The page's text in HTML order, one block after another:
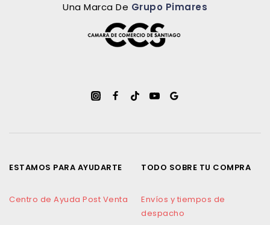
Una Marca De Grupo Pimares
ESTAMOS PARA AYUDARTE
Centro de Ayuda Post Venta
TODO SOBRE TU COMPRA
Envíos y tiempos de
despacho